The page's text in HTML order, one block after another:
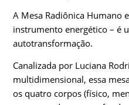
A Mesa Radiônica Humano
instrumento energético – é
autotransformação.
Canalizada por Luciana
multidimensional, essa
os quatro corpos (físico,